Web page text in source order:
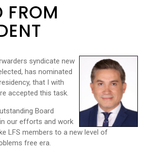
FROM
syndicate new
has nominated
that I with
accepted this task.
Board
our efforts and work
LFS members to a new level of
free era.